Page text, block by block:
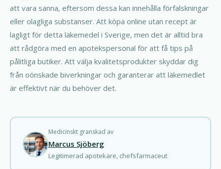
att vara sanna, eftersom dessa kan innehålla förfalskningar
eller olagliga substanser. Att köpa online utan recept är
lagligt för detta läkemedel i Sverige, men det är alltid bra
att rådgöra med en apotekspersonal för att få tips på
pålitliga butiker. Att välja kvalitetsprodukter skyddar dig
från oönskade biverkningar och garanterar att läkemedlet
är effektivt när du behöver det.
Medicinskt granskad av
Marcus Sjöberg
Legitimerad apotekare, chefsfarmaceut